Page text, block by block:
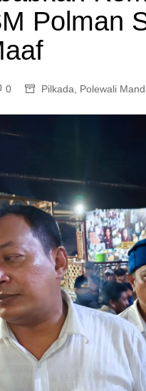
Polman
0 Pilkada Polewali